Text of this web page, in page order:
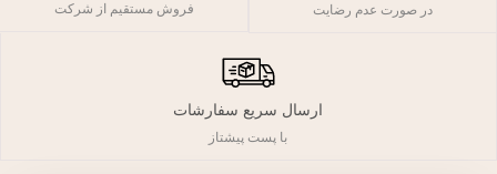
در صورت عدم رضایت فروش مستقیم از شرکت
ارسال سریع سفارشات
با پست پیشتاز